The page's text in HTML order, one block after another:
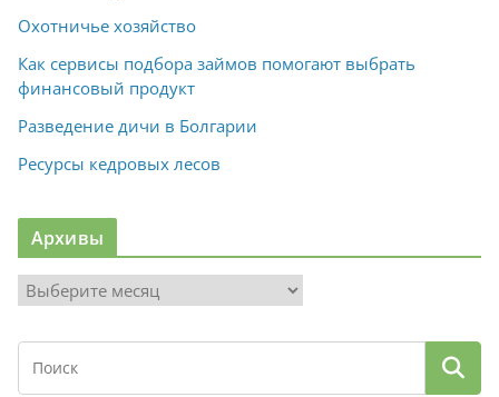
Охотничье хозяйство
Как сервисы подбора займов помогают выбрать
финансовый продукт
Разведение дичи в Болгарии
Ресурсы кедровых лесов
Архивы
р
х